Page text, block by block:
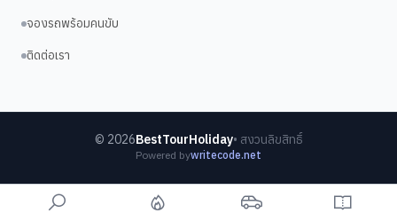
จองรถพร้อมคนขับ
ติดต่อเรา
© 2026BestTourHoliday• สงวนลิขสิทธิ์
Powered bywritecode.net